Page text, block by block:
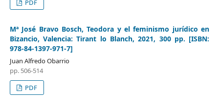
PDF
Mª José Bravo Bosch, Teodora y el feminismo jurídico en
Bizancio, Valencia: Tirant lo Blanch, 2021, 300 pp. [ISBN:
978-84-1397-971-7]
Juan Alfredo Obarrio
pp. 506-514
PDF